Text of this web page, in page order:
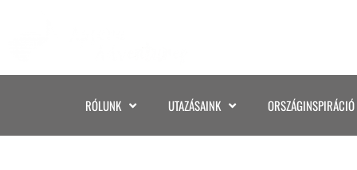
RÓLUNK UTAZÁSAINK ORSZÁGINSPIRÁCIÓ